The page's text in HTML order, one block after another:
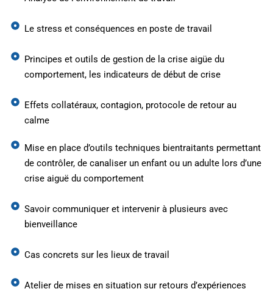
Le stress et conséquences en poste de travail
Principes et outils de gestion de la crise aigüe du
comportement, les indicateurs de début de crise
Effets collatéraux, contagion, protocole de retour au
calme
Mise en place d’outils techniques bientraitants permettant
de contrôler, de canaliser un enfant ou un adulte lors d’une
crise aiguë du comportement
Savoir communiquer et intervenir à plusieurs avec
bienveillance
Cas concrets sur les lieux de travail
Atelier de mises en situation sur retours d’expériences